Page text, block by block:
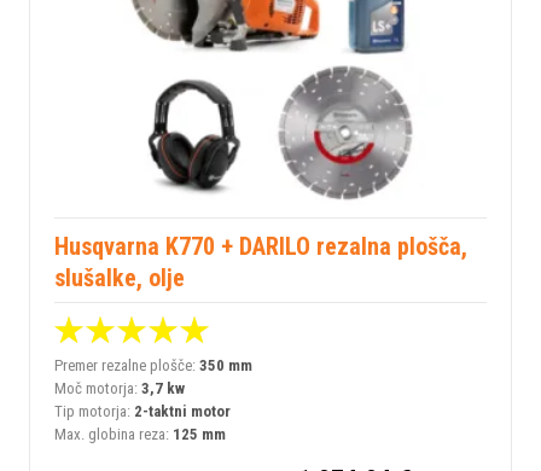
Husqvarna K770 + DARILO rezalna plošča,
slušalke, olje
Premer rezalne plošče: 350 mm
Moč motorja: 3,7 kw
Tip motorja: 2-taktni motor
Max. globina reza: 125 mm